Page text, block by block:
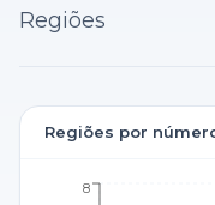
Regiões
Regiões por
8